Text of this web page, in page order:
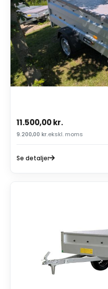
11.500,00kr.
9.200,00 kr.ekskl. moms
Se detaljer